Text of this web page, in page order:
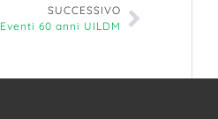
SUCCESSIVO
Eventi 60 anni UILDM